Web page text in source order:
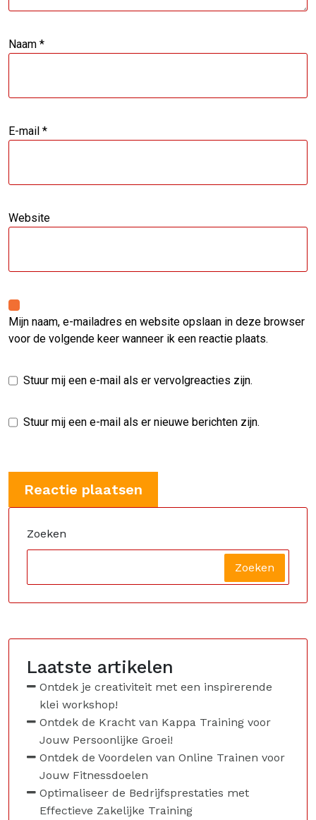
Naam *
E-mail *
Website
Mijn naam, e-mailadres en website opslaan in deze browser
voor de volgende keer wanneer ik een reactie plaats.
Stuur mij een e-mail als er vervolgreacties zijn.
Stuur mij een e-mail als er nieuwe berichten zijn.
Zoeken
Zoeken
Laatste artikelen
Ontdek je creativiteit met een inspirerende
klei workshop!
Ontdek de Kracht van Kappa Training voor
Jouw Persoonlijke Groei!
Ontdek de Voordelen van Online Trainen voor
Jouw Fitnessdoelen
Optimaliseer de Bedrijfsprestaties met
Effectieve Zakelijke Training